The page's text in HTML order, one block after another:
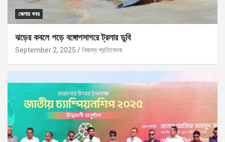
জেলার খবর
ঝড়ের কবলে পড়ে বঙ্গোপসাগরে ট্রলার ডুবি
September 2, 2025 নিজস্ব প্রতিবেদক